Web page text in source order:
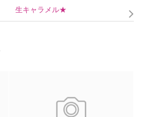
生キャラメル★